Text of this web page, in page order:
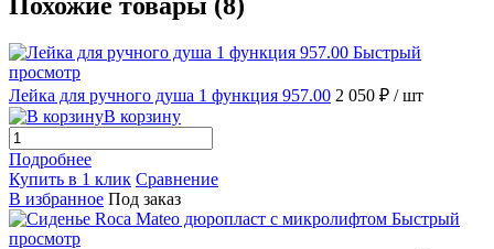
Быстрый
просмотр
Лейка для ручного душа 1 функция 957.00 2 050 ₽ / шт
В корзину
Подробнее
Купить в 1 клик Сравнение
В избранное Под заказ
Быстрый
просмотр